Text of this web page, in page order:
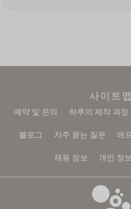
사이트맵
예약 및 문의 하루의 제작 과정
블로그 자주 묻는 질문 애
채용 정보 개인 정